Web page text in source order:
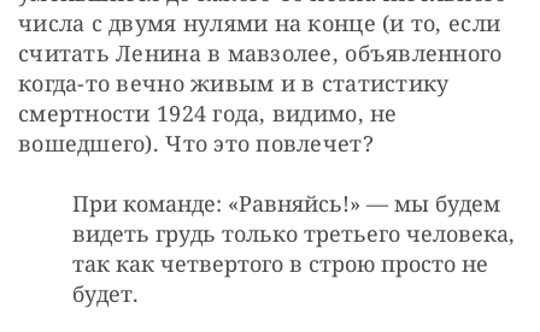
числа с двумя нулями на конце (и то, если
считать Ленина в мавзолее, объявленного
когда-то вечно живым и в статистику
смертности 1924 года, видимо, не
вошедшего). Что это повлечет?
При команде: «Равняйсь!» — мы будем
видеть грудь только третьего человека,
так как четвертого в строю просто не
будет.